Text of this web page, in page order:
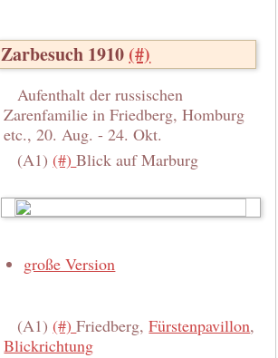
Zarbesuch 1910 (#)
Aufenthalt der russischen
Zarenfamilie in Friedberg, Homburg
etc., 20. Aug. - 24. Okt.
(A1) (#)Blick auf Marburg
große Version
(A1) (#)Friedberg,Fürstenpavillon,
Blickrichtung